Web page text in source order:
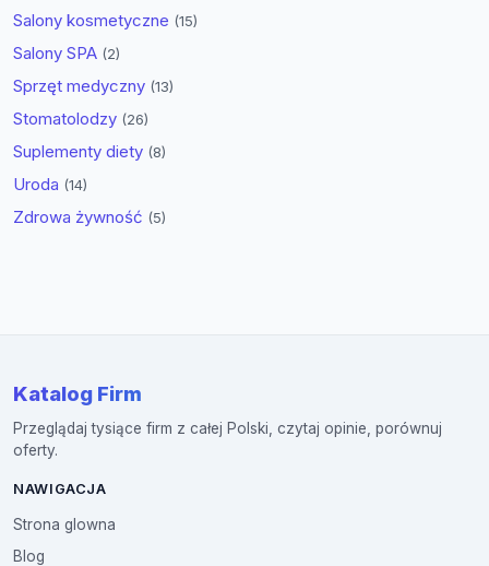
Salony kosmetyczne (15)
Salony SPA (2)
Sprzęt medyczny (13)
Stomatolodzy (26)
Suplementy diety (8)
Uroda (14)
Zdrowa żywność (5)
Katalog Firm
Przeglądaj tysiące firm z całej Polski, czytaj opinie, porównuj
oferty.
NAWIGACJA
Strona glowna
Blog